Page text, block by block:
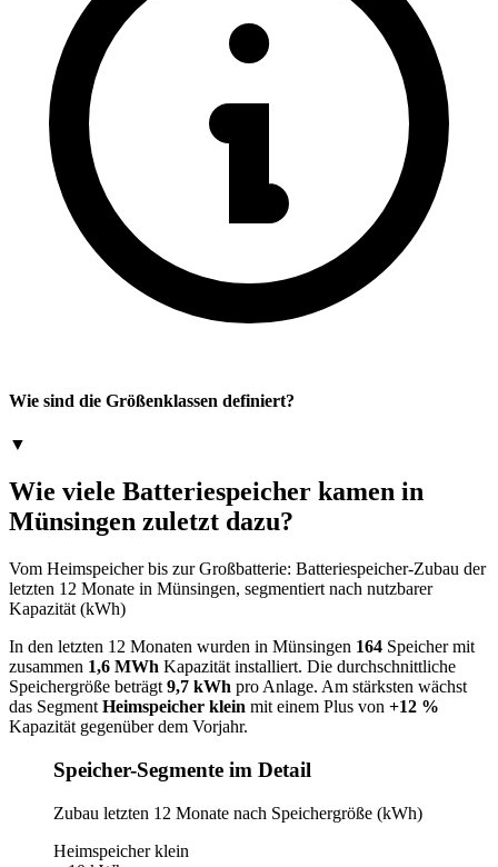
Wie sind die Größenklassen definiert?
▼
Wie viele Batteriespeicher kamen in
Münsingen zuletzt dazu?
Vom Heimspeicher bis zur Großbatterie: Batteriespeicher-Zubau der
letzten 12 Monate in Münsingen, segmentiert nach nutzbarer
Kapazität (kWh)
In den letzten 12 Monaten wurden in Münsingen 164 Speicher mit
zusammen 1,6 MWh Kapazität installiert. Die durchschnittliche
Speichergröße beträgt 9,7 kWh pro Anlage. Am stärksten wächst
das Segment Heimspeicher klein mit einem Plus von +12 %
Kapazität gegenüber dem Vorjahr.
Speicher-Segmente im Detail
Zubau letzten 12 Monate nach Speichergröße (kWh)
Heimspeicher klein